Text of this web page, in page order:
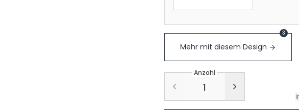
Mehr mit diesem Design
3
Anzahl